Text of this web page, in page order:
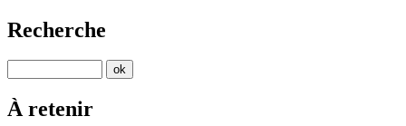
Recherche
À retenir